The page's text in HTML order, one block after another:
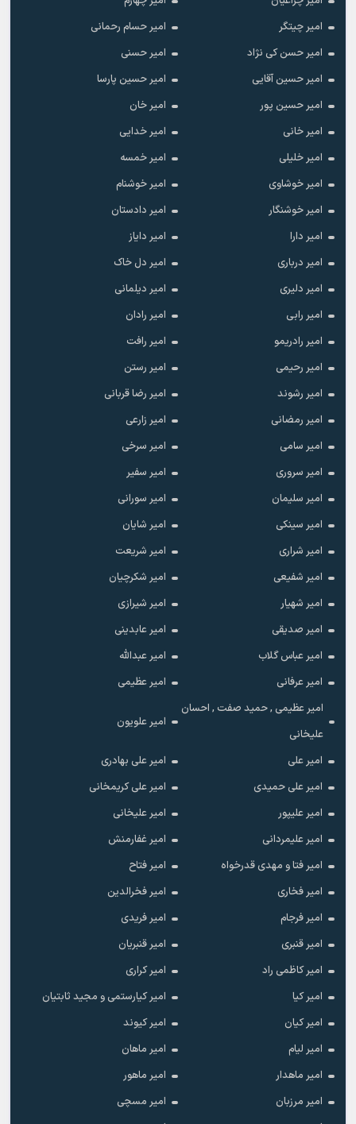
امیر چیتگر
امیر حسام رحمانی
امیر حسن کی نژاد
امیر حسنی
امیر حسین آقایی
امیر حسین پارسا
امیر حسین پور
امیر خان
امیر خانی
امیر خدایی
امیر خلیلی
امیر خمسه
امیر خوشاوی
امیر خوشنام
امیر خوشنگار
امیر دادستان
امیر دارا
امیر دایاز
امیر درباری
امیر دل خاک
امیر دلیری
امیر دیلمانی
امیر رابی
امیر رادان
امیر رادریمو
امیر رافت
امیر رحیمی
امیر رستن
امیر رشوند
امیر رضا قربانی
امیر رمضانی
امیر زارعی
امیر سامی
امیر سرخی
امیر سروری
امیر سفیر
امیر سلیمان
امیر سورانی
امیر سینکی
امیر شایان
امیر شراری
امیر شریعت
امیر شفیعی
امیر شکرچیان
امیر شهیار
امیر شیرازی
امیر صدیقی
امیر عابدینی
امیر عباس گلاب
امیر عبدالله
امیر عرفانی
امیر عظیمی
امیر عظیمی , حمید صفت , احسان
علیخانی
امیر علویون
امیر علی
امیر علی بهادری
امیر علی حمیدی
امیر علی کریمخانی
امیر علیپور
امیر علیخانی
امیر علیمردانی
امیر غفارمنش
امیر فتا و مهدی قدرخواه
امیر فتاح
امیر فخاری
امیر فخرالدین
امیر فرجام
امیر فریدی
امیر قنبری
امیر قنبریان
امیر کاظمی راد
امیر کراری
امیر کیا
امیر کیارستمی و مجید ثابتیان
امیر کیان
امیر کیوند
امیر لیام
امیر ماهان
امیر ماهدار
امیر ماهور
امیر مرزبان
امیر مسچی